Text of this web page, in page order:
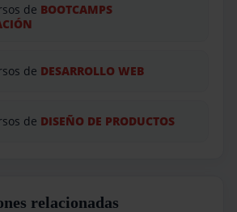
de BOOTCAMPS
de DESARROLLO WEB
de DISEÑO DE PRODUCTOS
relacionadas